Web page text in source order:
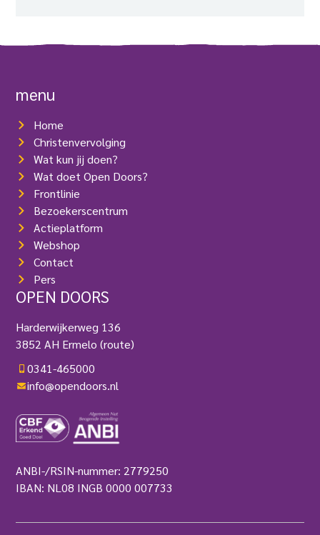
menu
Home
Christenvervolging
Wat kun jij doen?
Wat doet Open Doors?
Frontlinie
Bezoekerscentrum
Actieplatform
Webshop
Contact
Pers
OPEN DOORS
Harderwijkerweg 136
3852 AH Ermelo(route)
0341-465000
info@opendoors.nl
ANBI-/RSIN-nummer: 2779250
IBAN: NL08 INGB 0000 007733